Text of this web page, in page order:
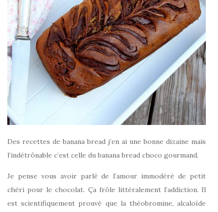
Des recettes de banana bread j’en ai une bonne dizaine mais
l’indétrônable c’est celle du banana bread choco gourmand.
Je pense vous avoir parlé de l’amour immodéré de petit
chéri pour le chocolat. Ça frôle littéralement l’addiction. Il
est scientifiquement prouvé que la théobromine, alcaloïde